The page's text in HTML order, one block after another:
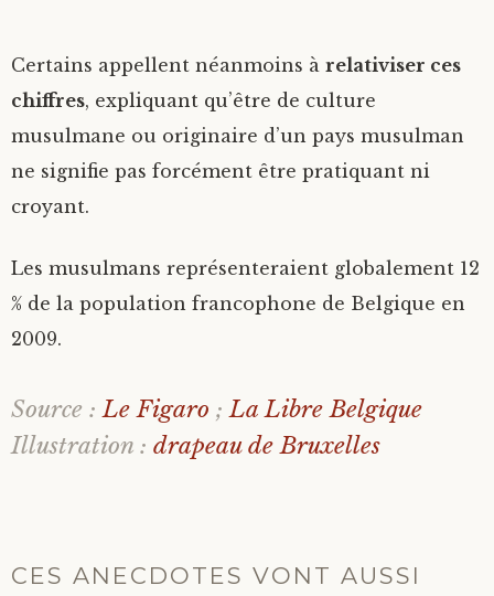
Certains appellent néanmoins à relativiser ces
chiffres, expliquant qu’être de culture
musulmane ou originaire d’un pays musulman
ne signifie pas forcément être pratiquant ni
croyant.
Les musulmans représenteraient globalement 12
% de la population francophone de Belgique en
2009.
Source :Le Figaro ;La Libre Belgique
Illustration : drapeau de Bruxelles
CES ANECDOTES VONT AUSSI